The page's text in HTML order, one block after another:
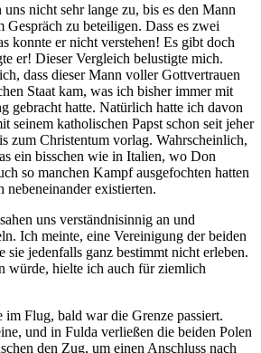
nicht sehr lange zu, bis es den Mann
Gespräch zu beteiligen. Dass es zwei
konnte er nicht verstehen! Es gibt doch
er! Dieser Vergleich belustigte mich.
dass dieser Mann voller Gottvertrauen
Staat kam, was ich bisher immer mit
gebracht hatte. Natürlich hatte ich davon
seinem katholischen Papst schon seit jeher
zum Christentum vorlag. Wahrscheinlich,
ein bisschen wie in Italien, wo Don
so manchen Kampf ausgefochten hatten
existierten.
uns verständnisinnig an und
Ich meinte, eine Vereinigung der beiden
sie jedenfalls ganz bestimmt nicht erleben.
würde, hielte ich auch für ziemlich
Flug, bald war die Grenze passiert.
und in Fulda verließen die beiden Polen
den Zug, um einen Anschluss nach